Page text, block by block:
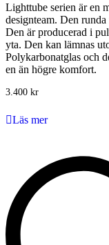
Lighttube serien är en
designteam. Den
Den är producerad i
yta. Den kan lämnas
Polykarbonatglas och
en än högre komfort.
3.400 kr
Läs mer